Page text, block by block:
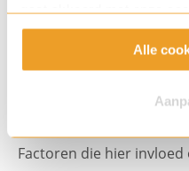
gaat akkoord met onze
gebruiken.
Alle
4.
Naast het kiezen van de
manier waarop de
Factoren die hier